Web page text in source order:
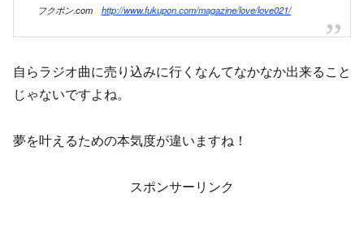
フクポン.com http://www.fukupon.com/magazine/love/love021/
自らラジオ曲に売り込みに行くなんてなかなか出来ること
じゃないですよね。
夢を叶えるための本気度が違いますね！
スポンサーリンク